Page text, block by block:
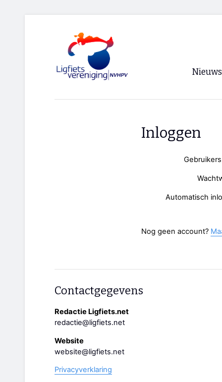
Nieuws
Inloggen
Automatisch
Nog geen account?
Contactgegevens
Redactie Ligfiets.net
redactie@ligfiets.net
Website
website@ligfiets.net
Privacyverklaring